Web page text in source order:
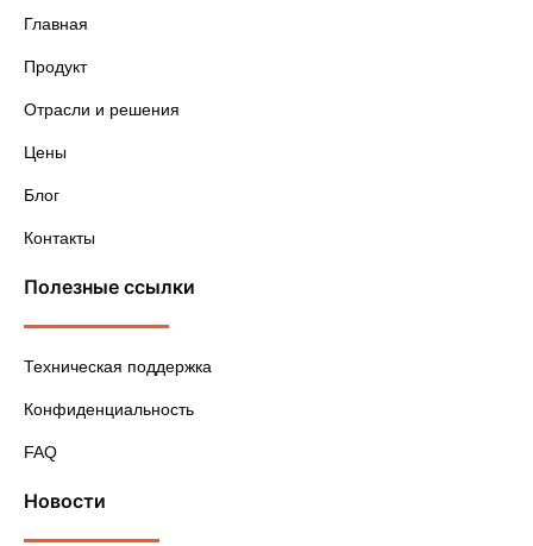
Главная
Продукт
Отрасли и решения
Цены
Блог
Контакты
Полезные ссылки
Техническая поддержка
Конфиденциальность
FAQ
Новости